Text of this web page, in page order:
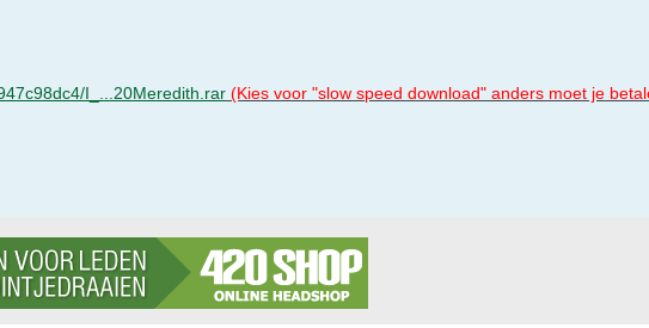
I_...20Meredith.rar (Kies voor "slow speed download" anders moet je